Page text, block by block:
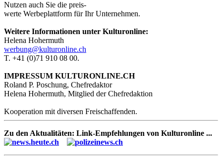
Nutzen auch Sie die preis-
werte Werbeplattform für Ihr Unternehmen.
Weitere Informationen unter Kulturonline:
Helena Hohermuth
werbung@kulturonline.ch
T. +41 (0)71 910 08 00.
IMPRESSUM KULTURONLINE.CH
Roland P. Poschung, Chefredaktor
Helena Hohermuth, Mitglied der Chefredaktion
Kooperation mit diversen Freischaffenden.
Zu den Aktualitäten: Link-Empfehlungen von Kulturonline ...